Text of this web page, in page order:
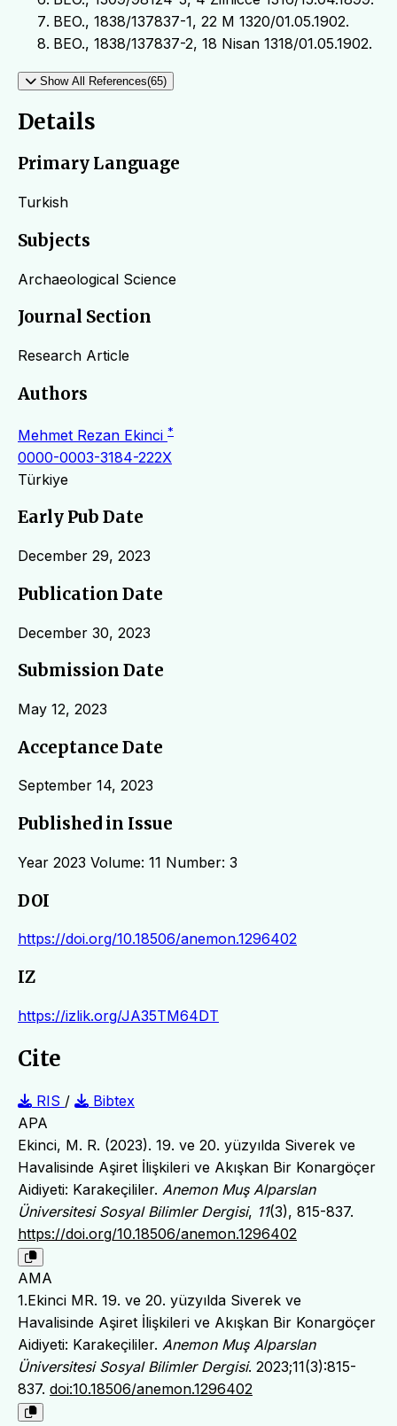
BEO., 1838/137837-1, 22 M 1320/01.05.1902.
BEO., 1838/137837-2, 18 Nisan 1318/01.05.1902.
Show All References(65)
Details
Primary Language
Turkish
Subjects
Archaeological Science
Journal Section
Research Article
Authors
Mehmet Rezan Ekinci *
0000-0003-3184-222X
Türkiye
Early Pub Date
December 29, 2023
Publication Date
December 30, 2023
Submission Date
May 12, 2023
Acceptance Date
September 14, 2023
Published in Issue
Year 2023 Volume: 11 Number: 3
DOI
https://doi.org/10.18506/anemon.1296402
IZ
https://izlik.org/JA35TM64DT
Cite
RIS /
Bibtex
APA
Ekinci, M. R. (2023). 19. ve 20. yüzyılda Siverek ve
Havalisinde Aşiret İlişkileri ve Akışkan Bir Konargöçer
Aidiyeti: Karakeçililer. Anemon Muş Alparslan
Üniversitesi Sosyal Bilimler Dergisi, 11(3), 815-837.
https://doi.org/10.18506/anemon.1296402
AMA
1.Ekinci MR. 19. ve 20. yüzyılda Siverek ve
Havalisinde Aşiret İlişkileri ve Akışkan Bir Konargöçer
Aidiyeti: Karakeçililer. Anemon Muş Alparslan
Üniversitesi Sosyal Bilimler Dergisi. 2023;11(3):815-
837. doi:10.18506/anemon.1296402